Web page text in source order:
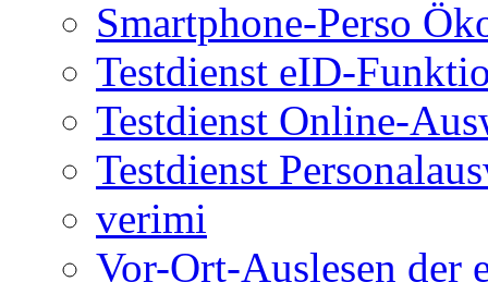
Smartphone-Perso
Testdienst eID-
Testdienst Online-
Testdienst
verimi
Vor-Ort-Auslesen der